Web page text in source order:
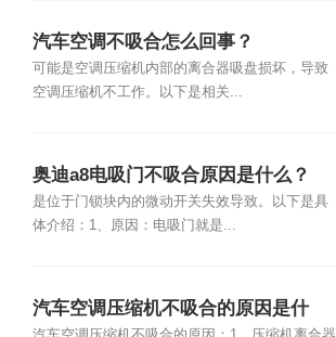
汽车空调不吸合怎么回事？
可能是空调压缩机内部的离合器吸盘损坏，导致
空调压缩机不工作。以下是相关...
奥迪a8电吸门不吸合原因是什么？
是位于门锁块内的微动开关失效导致。以下是具
体介绍：1、原因：电吸门就是...
汽车空调压缩机不吸合的原因是什